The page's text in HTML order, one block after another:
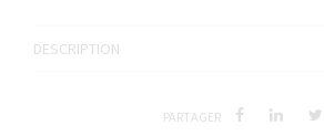
DESCRIPTION
PARTAGER